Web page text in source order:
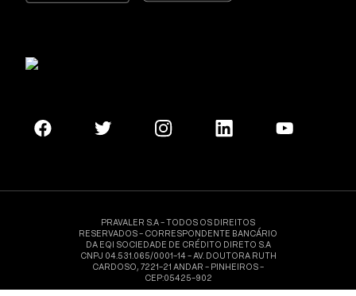
PRAVALER S.A - TODOS OS DIREITOS
RESERVADOS - CORRESPONDENTE BANCÁRIO
DA EQI SOCIEDADE DE CRÉDITO DIRETO S.A
CNPJ 04.531.065/0001-14 - AV. DOUTORA RUTH
CARDOSO, 7221-21 ANDAR - PINHEIROS -
CEP:05425-902